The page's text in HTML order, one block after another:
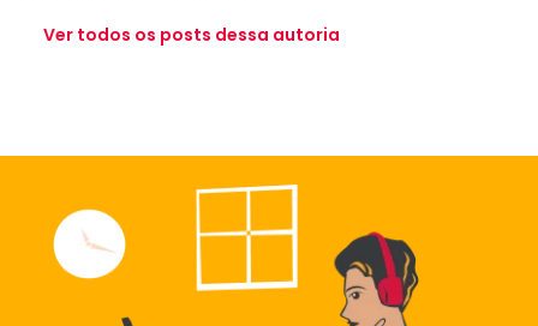
Ver todos os posts dessa autoria